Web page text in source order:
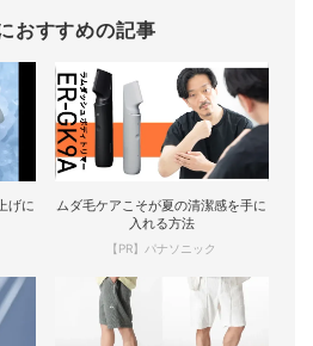
おすすめの記事
げに
ムダ毛ケアこそが夏の清潔感を手に
入れる方法
【PR】パナソニック